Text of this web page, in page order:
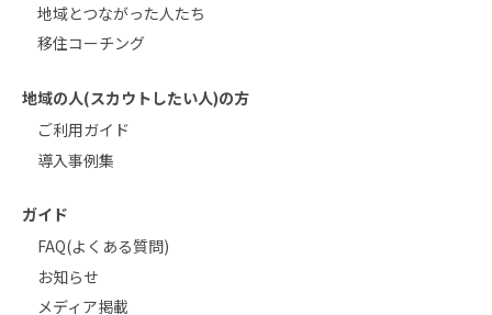
地域とつながった人たち
移住コーチング
地域の人(スカウトしたい人)の方
ご利用ガイド
導入事例集
ガイド
FAQ(よくある質問)
お知らせ
メディア掲載